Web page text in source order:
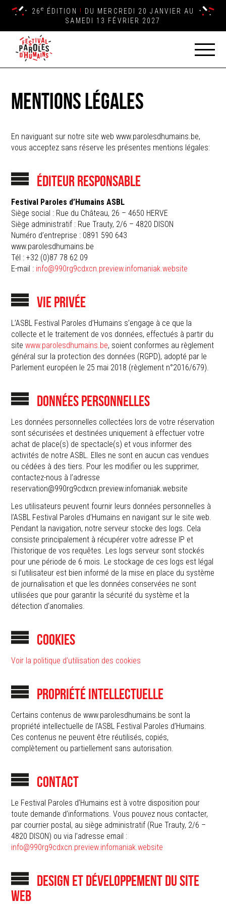
26 e ÉDITION ! DU MERCREDI 20 JANVIER AU
SAMEDI 13 FÉVRIER 2027
MENTIONS LÉGALES
En naviguant sur notre site web www.parolesdhumains.be,
vous acceptez sans réserve les présentes mentions légales:
ÉDITEUR RESPONSABLE
Festival Paroles d’Humains ASBL
Siège social : Rue du Château, 26 – 4650 HERVE
Siège administratif : Rue Trauty, 2/6 – 4820 DISON
Numéro d’entreprise : 0891 590 643
www.parolesdhumains.be
Tél : +32 (0)87 78 62 09
E-mail : info@990rg9cdxcn.preview.infomaniak.website
VIE PRIVÉE
L’ASBL Festival Paroles d’Humains s’engage à ce que la
collecte et le traitement de vos données, effectués à partir du
sitewww.parolesdhumains.be, soient conformes au règlement
général sur la protection des données (RGPD), adopté par le
Parlement européen le 25 mai 2018 (règlement n°2016/679).
DONNÉES PERSONNELLES
Les données personnelles collectées lors de votre réservation
sont sécurisées et destinées uniquement à effectuer votre
achat de place(s) de spectacle(s) et vous informer des
activités de notre ASBL. Elles ne sont en aucun cas vendues
ou cédées à des tiers. Pour les modifier ou les supprimer,
contactez-nous à l’adresse
reservation@990rg9cdxcn.preview.infomaniak.website
Les utilisateurs peuvent fournir leurs données personnelles à
l’ASBL Festival Paroles d’Humains en navigant sur le site web.
Pendant la navigation, notre serveur stocke des logs. Cela
consiste principalement à récupérer votre adresse IP et
l’historique de vos requêtes. Les logs serveur sont stockés
pour une période de 6 mois. Le stockage de ces logs est légal
si l’utilisateur est bien informé de la mise en place du système
de journalisation et que les données conservées ne sont
utilisées que pour garantir la sécurité du système et la
détection d’anomalies.
COOKIES
Voir la politique d’utilisation des cookies
PROPRIÉTÉ INTELLECTUELLE
Certains contenus de www.parolesdhumains.be sont la
propriété intellectuelle de l’ASBL Festival Paroles d’Humains.
Ces contenus ne peuvent être réutilisés, copiés,
complètement ou partiellement sans autorisation.
CONTACT
Le Festival Paroles d’Humains est à votre disposition pour
toute demande d’informations. Vous pouvez nous contacter,
par courrier postal, au siège administratif (Rue Trauty, 2/6 –
4820 DISON) ou via l’adresse email :
info@990rg9cdxcn.preview.infomaniak.website
DESIGN ET DÉVELOPPEMENT DU SITE
WEB